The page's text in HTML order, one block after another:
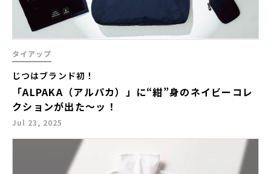
タイアップ
じつはブランド初！
「ALPAKA（アルパカ）」に“紺”身のネイビーコレ
クションが出た～ッ！
Jul 23, 2025